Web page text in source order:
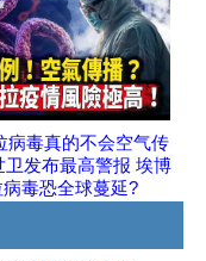
病毒真的不会空气传
卫发布最高警报 埃博
病毒恐全球蔓延?